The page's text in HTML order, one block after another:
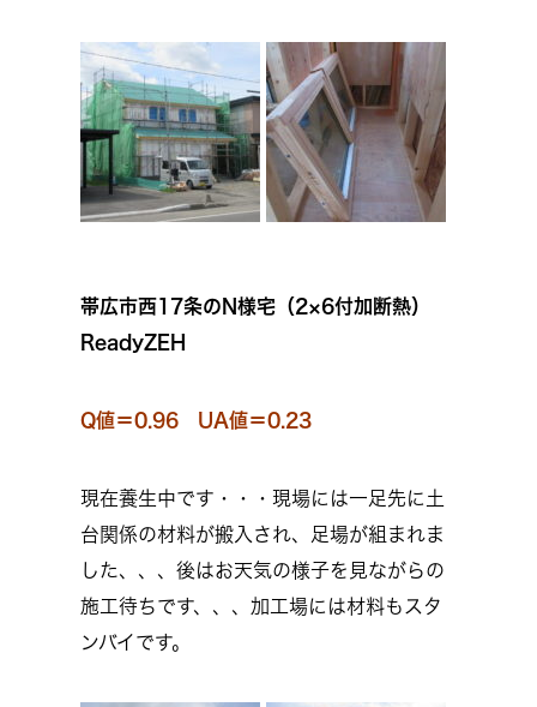
帯広市西17条のN様宅（2×6付加断熱）
ReadyZEH
Q値＝0.96 UA値＝0.23
現在養生中です・・・現場には一足先に土
台関係の材料が搬入され、足場が組まれま
した、、、後はお天気の様子を見ながらの
施工待ちです、、、加工場には材料もスタ
ンバイです。